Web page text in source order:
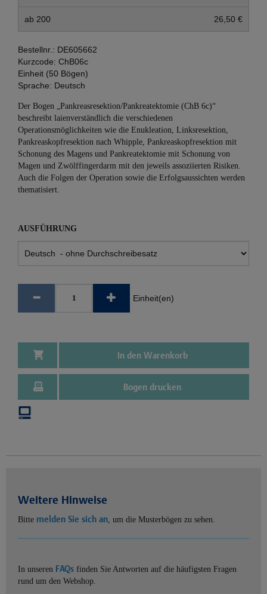
ab 200 26,50 €
Bestellnr.: DE605662
Kurzcode: ChB06c
Einheit (50 Bögen)
Sprache: Deutsch
Der Bogen „Pankreasresektion/Pankreatektomie (ChB 6c)“
beschreibt laienverständlich die verschiedenen
Operationsmöglichkeiten wie die Enukleation, Linksresektion,
Pankreaskopfresektion nach Whipple, Pankreaskopfresektion mit
Schonung des Magens und Pankreatektomie mit Schonung von
Magen und Zwölffingerdarm mit den jeweils assoziierten Risiken.
Auch die Folgen der Operation sowie die Erfolgsaussichten werden
thematisiert.
AUSFÜHRUNG
Einheit(en)
In den Warenkorb
Bogen drucken
Weitere Hinweise
Bitte melden Sie sich an, um die Musterbögen zu sehen.
In unseren FAQs finden Sie Antworten auf die häufigsten Fragen
rund um den Webshop.